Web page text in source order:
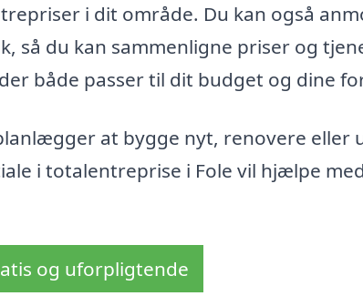
i dit område. Du kan også
så du kan sammenligne priser og
både passer til dit budget og dine
at bygge nyt, renovere eller
i totalentreprise i Fole vil hjælpe
og uforpligtende